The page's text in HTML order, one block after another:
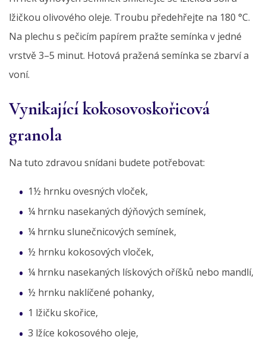
lžičkou olivového oleje. Troubu předehřejte na 180 °C.
Na plechu s pečicím papírem pražte semínka v jedné
vrstvě 3–5 minut. Hotová pražená semínka se zbarví a
voní.
Vynikající kokosovoskořicová
granola
Na tuto zdravou snídani budete potřebovat:
1½ hrnku ovesných vloček,
¼ hrnku nasekaných dýňových semínek,
¼ hrnku slunečnicových semínek,
½ hrnku kokosových vloček,
¼ hrnku nasekaných lískových oříšků nebo mandlí,
½ hrnku naklíčené pohanky,
1 lžičku skořice,
3 lžíce kokosového oleje,